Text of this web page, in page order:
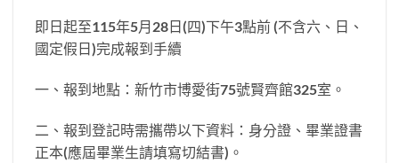
即日起至115年5月28日(四)下午3點前 (不含六、日、
國定假日)完成報到手續
一、報到地點：新竹市博愛街75號賢齊館325室。
二、報到登記時需攜帶以下資料：身分證、畢業證書
正本(應屆畢業生請填寫切結書)。